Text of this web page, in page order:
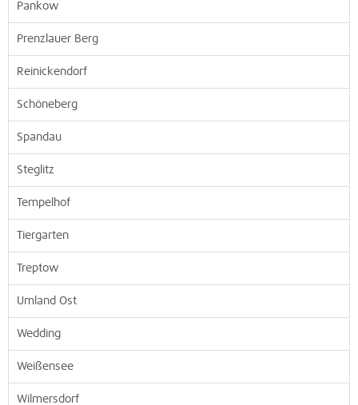
Pankow
Prenzlauer Berg
Reinickendorf
Schöneberg
Spandau
Steglitz
Tempelhof
Tiergarten
Treptow
Umland Ost
Wedding
Weißensee
Wilmersdorf